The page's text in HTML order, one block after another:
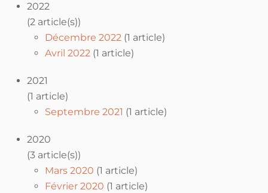
2022
(2 article(s))
Décembre 2022 (1 article)
Avril 2022 (1 article)
2021
(1 article)
Septembre 2021 (1 article)
2020
(3 article(s))
Mars 2020 (1 article)
Février 2020 (1 article)